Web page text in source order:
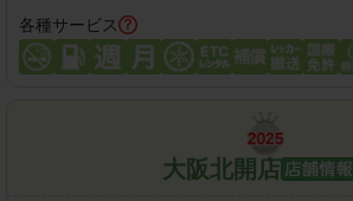
各種サービス
大阪北開店